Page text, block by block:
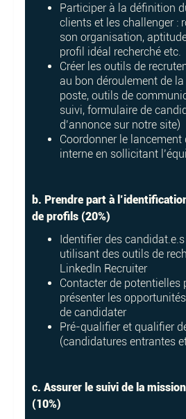
Participer à la définition
clients et les challenger :
son organisation,
profil idéal recherché etc.
Créer les outils de
au bon déroulement de
poste, outils de
suivi, formulaire de
d’annonce sur notre site)
Coordonner le
interne en sollicitant
b. Prendre part à
de profils (20%)
Identifier des
utilisant des outils de
LinkedIn Recruiter
Contacter de potentielles
présenter les
de candidater
Pré-qualifier et qualifier
(candidatures entrantes
c. Assurer le suivi de la
(10%)